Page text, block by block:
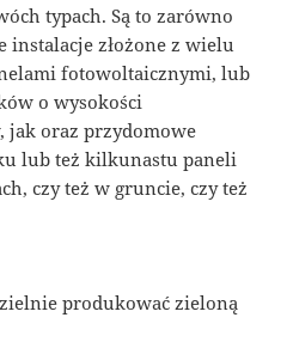
typach. Są to zarówno
instalacje złożone z wielu
fotowoltaicznymi, lub
o wysokości
oraz przydomowe
lub też kilkunastu paneli
czy też w gruncie, czy też
produkować zieloną